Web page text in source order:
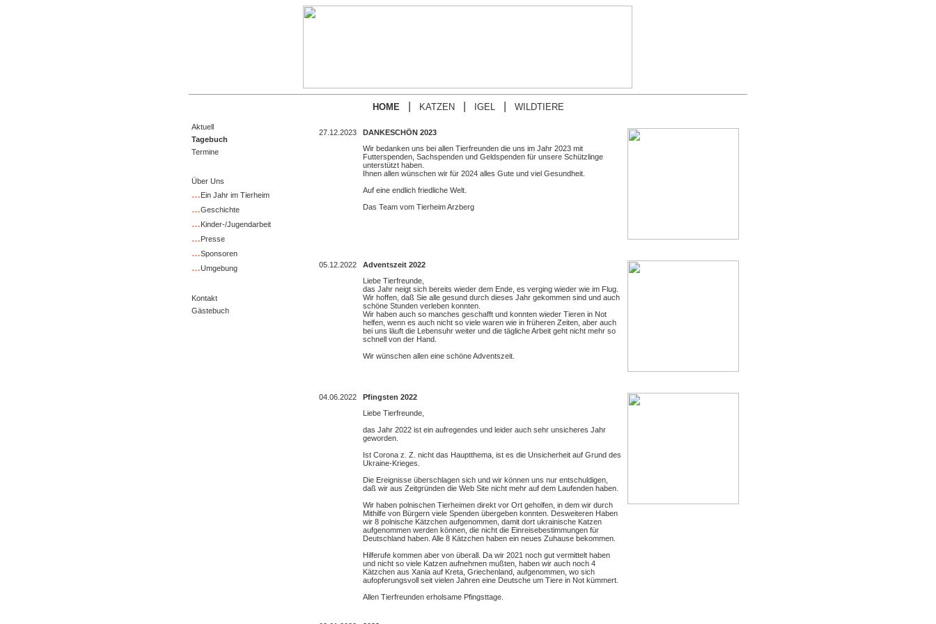
HOME KATZEN IGEL WILDTIERE
Aktuell
Tagebuch
Termine
Über Uns
…Ein Jahr im Tierheim
…Geschichte
…Kinder-/Jugendarbeit
…Presse
…Sponsoren
…Umgebung
Kontakt
Gästebuch
27.12.2023
DANKESCHÖN 2023
Wir bedanken uns bei allen Tierfreunden die uns im Jahr 2023 mit
Futterspenden, Sachspenden und Geldspenden für unsere Schützlinge
unterstützt haben.
Ihnen allen wünschen wir für 2024 alles Gute und viel Gesundheit.
Auf eine endlich friedliche Welt.
Das Team vom Tierheim Arzberg
05.12.2022
Adventszeit 2022
Liebe Tierfreunde,
das Jahr neigt sich bereits wieder dem Ende, es verging wieder wie im Flug.
Wir hoffen, daß Sie alle gesund durch dieses Jahr gekommen sind und auch
schöne Stunden verleben konnten.
Wir haben auch so manches geschafft und konnten wieder Tieren in Not
helfen, wenn es auch nicht so viele waren wie in früheren Zeiten, aber auch
bei uns läuft die Lebensuhr weiter und die tägliche Arbeit geht nicht mehr so
schnell von der Hand.
Wir wünschen allen eine schöne Adventszeit.
04.06.2022
Pfingsten 2022
Liebe Tierfreunde,
das Jahr 2022 ist ein aufregendes und leider auch sehr unsicheres Jahr
geworden.
Ist Corona z. Z. nicht das Hauptthema, ist es die Unsicherheit auf Grund des
Ukraine-Krieges.
Die Ereignisse überschlagen sich und wir können uns nur entschuldigen,
daß wir aus Zeitgründen die Web Site nicht mehr auf dem Laufenden haben.
Wir haben polnischen Tierheimen direkt vor Ort geholfen, in dem wir durch
Mithilfe von Bürgern viele Spenden übergeben konnten. Desweiteren Haben
wir 8 polnische Kätzchen aufgenommen, damit dort ukrainische Katzen
aufgenommen werden können, die nicht die Einreisebestimmungen für
Deutschland haben. Alle 8 Kätzchen haben ein neues Zuhause bekommen.
Hilferufe kommen aber von überall. Da wir 2021 noch gut vermittelt haben
und nicht so viele Katzen aufnehmen mußten, haben wir auch noch 4
Kätzchen aus Xania auf Kreta, Griechenland, aufgenommen, wo sich
aufopferungsvoll seit vielen Jahren eine Deutsche um Tiere in Not kümmert.
Allen Tierfreunden erholsame Pfingsttage.